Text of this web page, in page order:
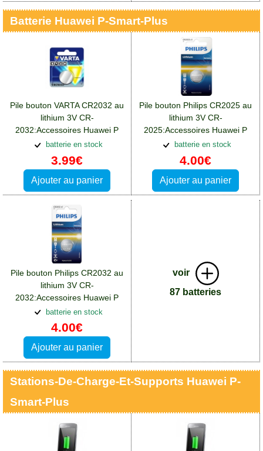
Batterie Huawei P-Smart-Plus
Pile bouton VARTA CR2032 au
lithium 3V CR-
2032:Accessoires Huawei P
Smart Plus
batterie en stock
3.99€
Ajouter au panier
Pile bouton Philips CR2025 au
lithium 3V CR-
2025:Accessoires Huawei P
Smart Plus
batterie en stock
4.00€
Ajouter au panier
Pile bouton Philips CR2032 au
lithium 3V CR-
2032:Accessoires Huawei P
Smart Plus
batterie en stock
4.00€
Ajouter au panier
voir
87 batteries
Stations-De-Charge-Et-Supports Huawei P-
Smart-Plus